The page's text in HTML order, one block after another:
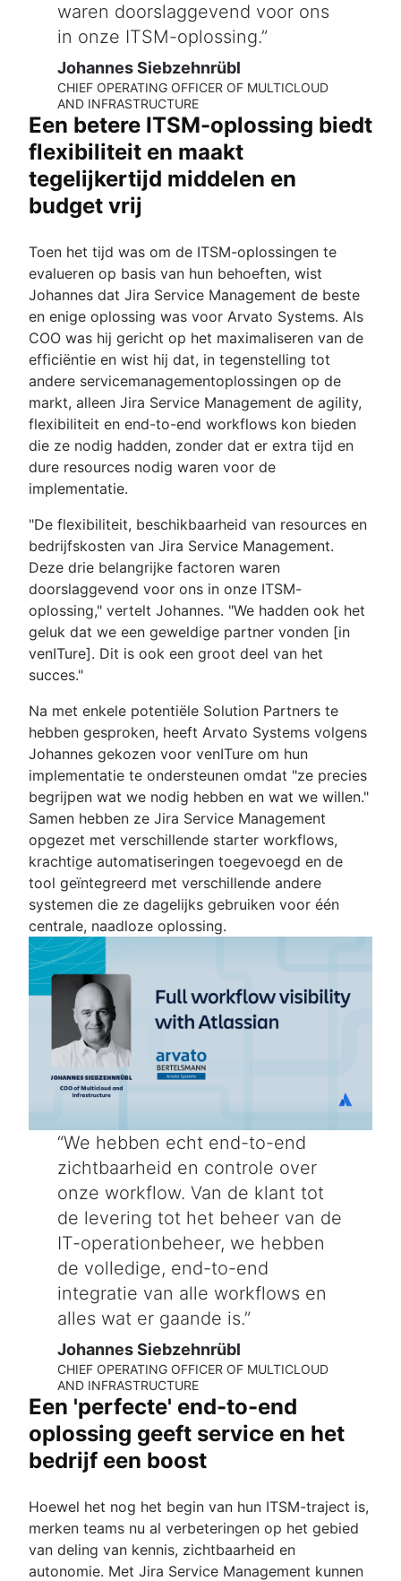
waren doorslaggevend voor ons
in onze ITSM-oplossing.
Johannes Siebzehnrübl
CHIEF OPERATING OFFICER OF MULTICLOUD
AND INFRASTRUCTURE
Een betere ITSM-oplossing biedt
flexibiliteit en maakt
tegelijkertijd middelen en
budget vrij
Toen het tijd was om de ITSM-oplossingen te
evalueren op basis van hun behoeften, wist
Johannes dat Jira Service Management de beste
en enige oplossing was voor Arvato Systems. Als
COO was hij gericht op het maximaliseren van de
efficiëntie en wist hij dat, in tegenstelling tot
andere servicemanagementoplossingen op de
markt, alleen Jira Service Management de agility,
flexibiliteit en end-to-end workflows kon bieden
die ze nodig hadden, zonder dat er extra tijd en
dure resources nodig waren voor de
implementatie.
"De flexibiliteit, beschikbaarheid van resources en
bedrijfskosten van Jira Service Management.
Deze drie belangrijke factoren waren
doorslaggevend voor ons in onze ITSM-
oplossing," vertelt Johannes. "We hadden ook het
geluk dat we een geweldige partner vonden [in
venITure]. Dit is ook een groot deel van het
succes."
Na met enkele potentiële Solution Partners te
hebben gesproken, heeft Arvato Systems volgens
Johannes gekozen voor venITure om hun
implementatie te ondersteunen omdat "ze precies
begrijpen wat we nodig hebben en wat we willen."
Samen hebben ze Jira Service Management
opgezet met verschillende starter workflows,
krachtige automatiseringen toegevoegd en de
tool geïntegreerd met verschillende andere
systemen die ze dagelijks gebruiken voor één
centrale, naadloze oplossing.
We hebben echt end-to-end
zichtbaarheid en controle over
onze workflow. Van de klant tot
de levering tot het beheer van de
IT-operationbeheer, we hebben
de volledige, end-to-end
integratie van alle workflows en
alles wat er gaande is.
Johannes Siebzehnrübl
CHIEF OPERATING OFFICER OF MULTICLOUD
AND INFRASTRUCTURE
Een 'perfecte' end-to-end
oplossing geeft service en het
bedrijf een boost
Hoewel het nog het begin van hun ITSM-traject is,
merken teams nu al verbeteringen op het gebied
van deling van kennis, zichtbaarheid en
autonomie. Met Jira Service Management kunnen